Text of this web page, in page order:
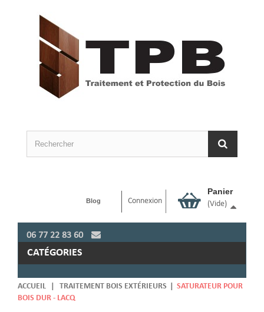
Panier
(vide)
Connexion
Blog
06 77 22 83 60
CATÉGORIES
ACCUEIL TRAITEMENT BOIS EXTÉRIEURS
SATURATEUR POUR
BOIS DUR - LACQ